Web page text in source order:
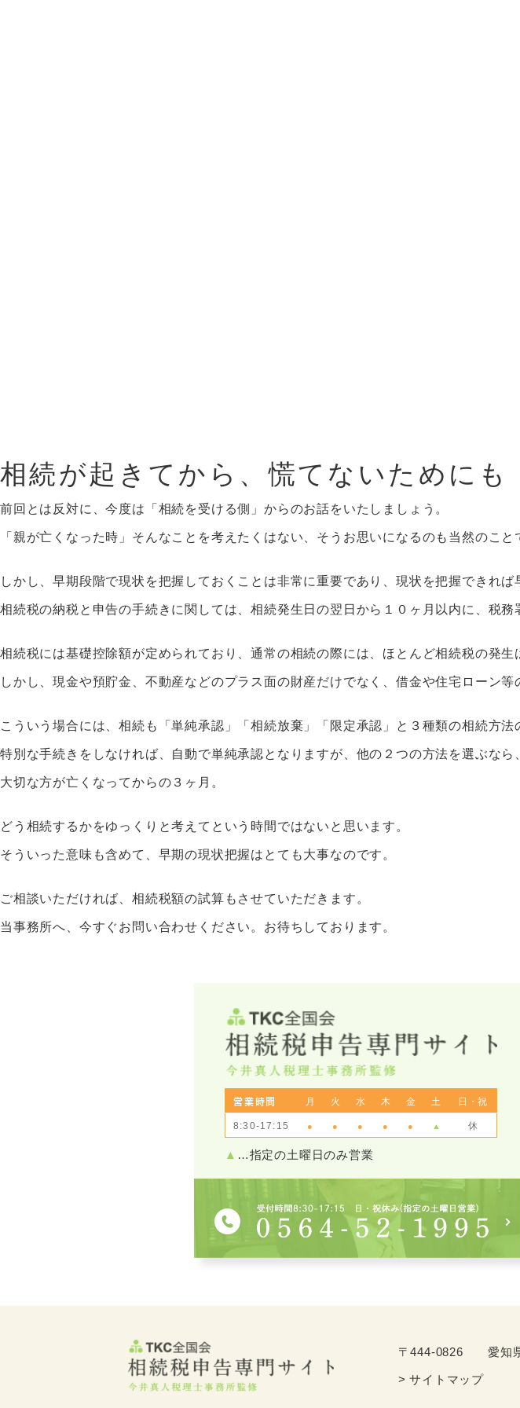
相続が起きてから、慌てないためにも
前回とは反対に、今度は「相続を受ける側」からのお話をいたしましょう。
「親が亡くなった時」そんなことを考えたくはない、そうお思いになるのも当然のこと
しかし、早期段階で現状を把握しておくことは非常に重要であり、現状を把握できれば
相続税の納税と申告の手続きに関しては、相続発生日の翌日から１０ヶ月以内に、税務
相続税には基礎控除額が定められており、通常の相続の際には、ほとんど相続税の発生
しかし、現金や預貯金、不動産などのプラス面の財産だけでなく、借金や住宅ローン等
こういう場合には、相続も「単純承認」「相続放棄」「限定承認」と３種類の相続方
特別な手続きをしなければ、自動で単純承認となりますが、他の２つの方法を選ぶな
大切な方が亡くなってからの３ヶ月。
どう相続するかをゆっくりと考えてという時間ではないと思います。
そういった意味も含めて、早期の現状把握はとても大事なのです。
ご相談いただければ、相続税額の試算もさせていただきます。
当事務所へ、今すぐお問い合わせください。お待ちしております。
営業時間 月 火 水 木 金 土 日・祝
8:30-17:15 ● ● ● ● ● ▲ 休
▲ …指定の土曜日のみ営業
〒444-0826 愛知
> サイトマップ